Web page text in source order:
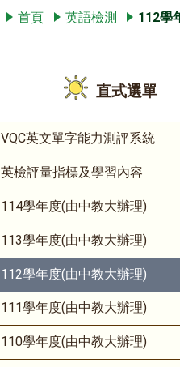
首頁 英語檢測 112學
直式選單
VQC英文單字能力測評系統
英檢評量指標及學習內容
114學年度(由中教大辦理)
113學年度(由中教大辦理)
112學年度(由中教大辦理)
111學年度(由中教大辦理)
110學年度(由中教大辦理)